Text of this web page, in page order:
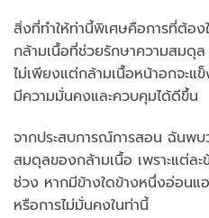
สิ่งที่ทำให้ท่านี้พิเศษคือการที่ต้อ
กล้ามเนื้อที่ช่วยรักษาความสมดุ
ไม่เพียงแต่กล้ามเนื้อหน้าอกจะแ
มีความมั่นคงและควบคุมได้ดีขึ้น
จากประสบการณ์การสอน ฉันพบ
สมดุลของกล้ามเนื้อ เพราะแต่ล
ช่วง หากมีข้างใดข้างหนึ่งอ่อนแ
หรือการไม่มั่นคงในท่านี้